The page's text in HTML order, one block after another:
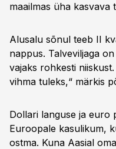
maailmas üha kasvava
Alusalu sõnul teeb II
nappus. Talveviljaga
vajaks rohkesti
vihma tuleks,“ märkis
Dollari languse ja euro
Euroopale kasulikum,
ostma. Kuna Aasial